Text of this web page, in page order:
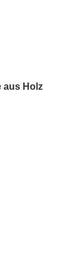
aus Holz